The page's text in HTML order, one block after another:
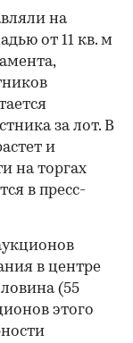
на
от 11 кв. м
за лот. В
и
на торгах
в пресс-
в центре
(55
этого